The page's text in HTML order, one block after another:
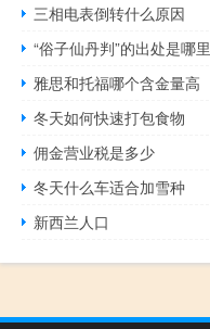
三相电表倒转什么原因
“俗子仙丹判”的出处是哪里
雅思和托福哪个含金量高
冬天如何快速打包食物
佣金营业税是多少
冬天什么车适合加雪种
新西兰人口